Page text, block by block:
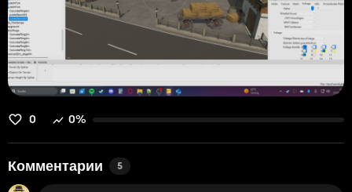
0 0%
Комментарии 5